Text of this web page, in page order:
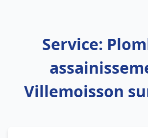
Service:
Villemoisson